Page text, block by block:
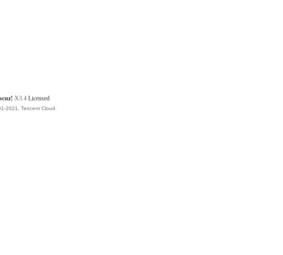
X3.4 Licensed
2021, Tencent Cloud.